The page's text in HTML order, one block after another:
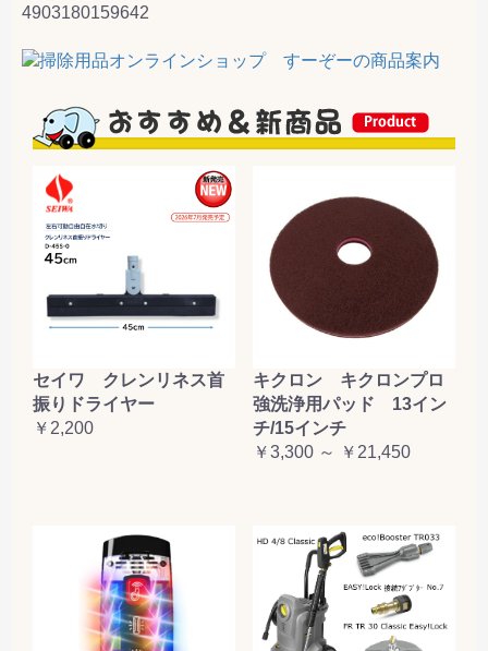
4903180159642
セイワ クレンリネス首
振りドライヤー
￥2,200
キクロン キクロンプロ
強洗浄用パッド 13イン
チ/15インチ
￥3,300 ～ ￥21,450